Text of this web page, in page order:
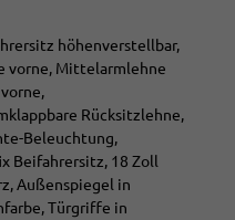
höhenverstellbar,
vorne, Mittelarmlehne
Rücksitzlehne,
Beleuchtung,
Beifahrersitz, 18 Zoll
Außenspiegel in
Türgriffe in